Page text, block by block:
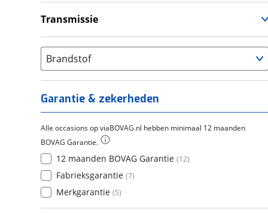
Transmissie
Brandstof
Garantie & zekerheden
Alle occasions op viaBOVAG.nl hebben minimaal 12 maanden
BOVAG Garantie.
12 maanden BOVAG Garantie (12)
Fabrieksgarantie (7)
Merkgarantie (5)